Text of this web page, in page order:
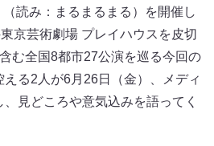
読み：まるまるまる）を開催し
京芸術劇場 プレイハウスを皮切
む全国8都市27公演を巡る今回の
る2人が6月26日（金）、メディ
見どころや意気込みを語ってく